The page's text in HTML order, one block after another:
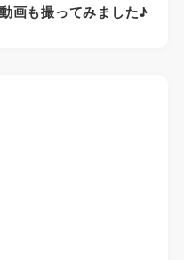
画も撮ってみました♪